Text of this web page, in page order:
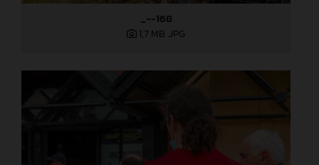
_--168
1,7 MB .JPG